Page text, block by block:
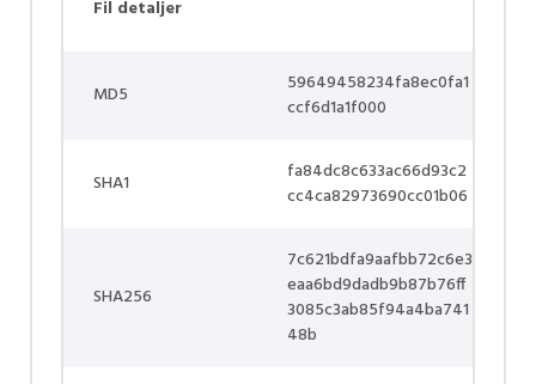
Fil detaljer
MD5
59649458234fa8ec0fa1
ccf6d1a1f000
SHA1
fa84dc8c633ac66d93c2
cc4ca82973690cc01b06
SHA256
7c621bdfa9aafbb72c6e3
eaa6bd9dadb9b87b76ff
3085c3ab85f94a4ba741
48b